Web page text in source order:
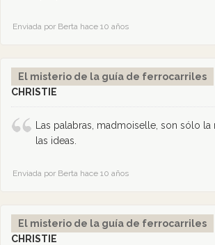
Enviada por Berta hace 10 años
El misterio de la guía de ferrocarriles
CHRISTIE
Las palabras, madmoiselle, son sólo
las ideas.
Enviada por Berta hace 10 años
El misterio de la guía de ferrocarriles
CHRISTIE